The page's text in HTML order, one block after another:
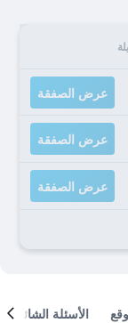
عرض الصفقة
عرض الصفقة
عرض الصفقة
الأسئلة الشائعة